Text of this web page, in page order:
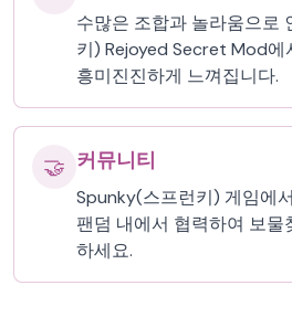
수많은 조합과 놀라움으로
키) Rejoyed Secret Mod에
흥미진진하게 느껴집니다.
🤝 커뮤니티
Spunky(스프런키) 게임에
팬덤 내에서 협력하여 보물
하세요.